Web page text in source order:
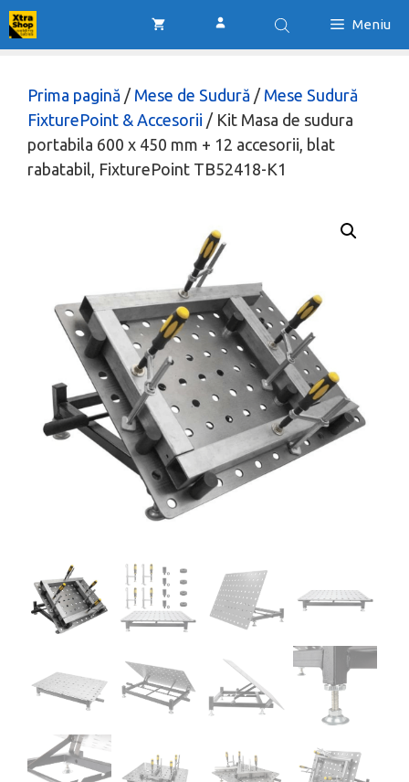
Sari
la
Meniu
Prima pagină / Mese de Sudură / Mese Sudură
FixturePoint & Accesorii / Kit Masa de sudura
portabila 600 x 450 mm + 12 accesorii, blat
rabatabil, FixturePoint TB52418-K1